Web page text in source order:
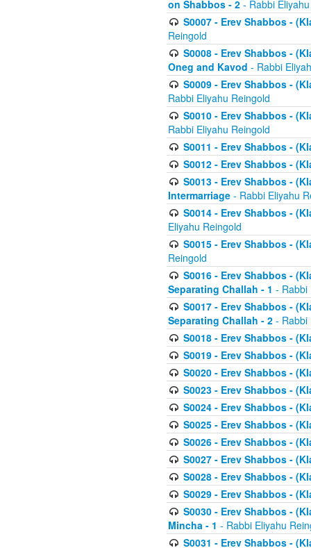
on Shabbos - 2 - Rabbi
S0007 - Erev Shabbos -
Reingold
S0008 - Erev Shabbos -
Oneg and Kavod - Rabbi
S0009 - Erev Shabbos -
Rabbi Eliyahu Reingold
S0010 - Erev Shabbos -
Rabbi Eliyahu Reingold
S0011 - Erev Shabbos -
S0012 - Erev Shabbos -
S0013 - Erev Shabbos -
Intermarriage - Rabbi Eliyahu
S0014 - Erev Shabbos -
Eliyahu Reingold
S0015 - Erev Shabbos -
Reingold
S0016 - Erev Shabbos -
Separating Challah - 1 - Rabbi
S0017 - Erev Shabbos -
Separating Challah - 2 - Rabbi
S0018 - Erev Shabbos -
S0019 - Erev Shabbos -
S0020 - Erev Shabbos -
S0023 - Erev Shabbos -
S0024 - Erev Shabbos -
S0025 - Erev Shabbos -
S0026 - Erev Shabbos -
S0027 - Erev Shabbos -
S0028 - Erev Shabbos -
S0029 - Erev Shabbos -
S0030 - Erev Shabbos -
Mincha - 1 - Rabbi Eliyahu
S0031 - Erev Shabbos -